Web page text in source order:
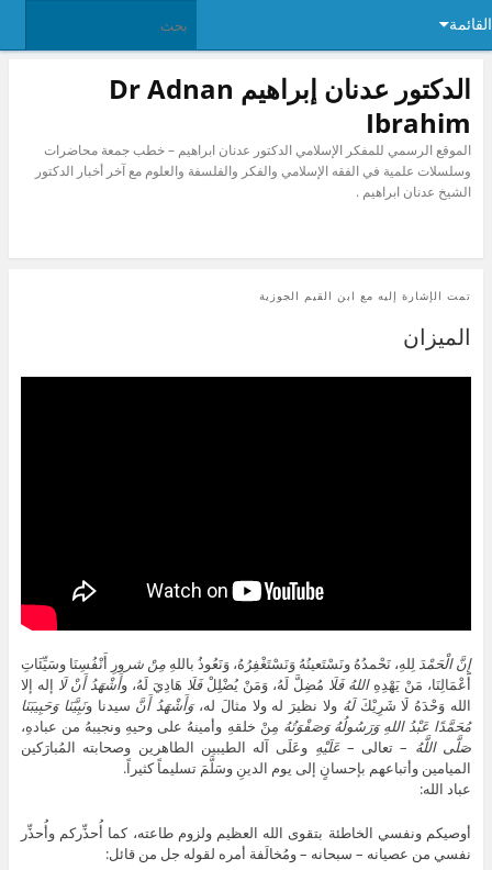
القائمة
الدكتور عدنان إبراهيم Dr Adnan
Ibrahim
الموقع الرسمي للمفكر الإسلامي الدكتور عدنان ابراهيم – خطب جمعة محاضرات
وسلسلات علمية في الفقه الإسلامي والفكر والفلسفة والعلوم مع آخر أخبار الدكتور
الشيخ عدنان ابراهيم .
تمت الإشارة إليه مع ابن القيم الجوزية
الميزان
إِنَّ الْحَمْدَ لِلهِ، نَحْمدُهُ ونَسْتَعينُهُ وَنَسْتَغْفِرُهُ، وَنَعُوذُ باللهِ مِنْ شر ورِ أَنْفُسِنَا وسَيِّئَاتِ
أَعْمَالِنَا، مَنْ يَهْدِهِاللهُ فَلَا مُضِلَّ لَهُ، وَمَنْ يُضْلِلْفَلَا هَادِيَ لَهُ، وأَشْهَدُ أَنْ لَا إله إلا
الله وَحْدَهُ لَا شَرِيْكَلَهُ ولا نظيرَ له ولا مثالَ له،وَأَشْهَدُ أَنَّ سيدنا ونَبِيَّنَا وَحَبِيبَنَا
مُحَمَّدًا عَبْدُ اللهِ وَرَسُولُهُ وَصَفْوَتُهُ مِنْ خلقهِ وأمينهُ على وحيهِ ونجيبهُ من عبادهِ،
صَلَّى اللَّهُ – تعالى –عَلَيْهِ وعَلَى آله الطيبين الطاهرين وصحابته المُبارَكين
الميامين وأتباعهم بإحسانٍ إلى يوم الدينِ وسَلَّمَ تسليماً كثيراً.
عباد الله:
أوصيكم ونفسي الخاطئة بتقوى الله العظيم ولزوم طاعته، كما أُحذِّركم وأُحذِّر
نفسي من عصيانه – سبحانه – ومُخالَفة أمره لقوله جل من قائل: